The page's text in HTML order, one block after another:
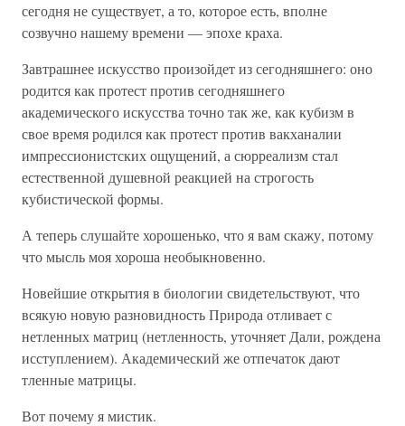
сегодня не существует, а то, которое есть, вполне
созвучно нашему времени — эпохе краха.
Завтрашнее искусство произойдет из сегодняшнего: оно
родится как протест против сегодняшнего
академического искусства точно так же, как кубизм в
свое время родился как протест против вакханалии
импрессионистских ощущений, а сюрреализм стал
естественной душевной реакцией на строгость
кубистической формы.
А теперь слушайте хорошенько, что я вам скажу, потому
что мысль моя хороша необыкновенно.
Новейшие открытия в биологии свидетельствуют, что
всякую новую разновидность Природа отливает с
нетленных матриц (нетленность, уточняет Дали, рождена
исступлением). Академический же отпечаток дают
тленные матрицы.
Вот почему я мистик.